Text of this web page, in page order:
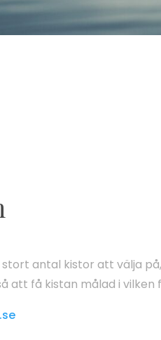
antal kistor att välja
att få kistan målad i